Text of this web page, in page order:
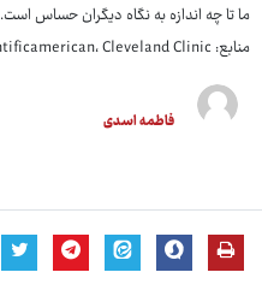
ما تا چه اندازه به نگاه دیگران حساس است.
منابع: scientificamerican، Cleveland Clinic
فاطمه اسدی